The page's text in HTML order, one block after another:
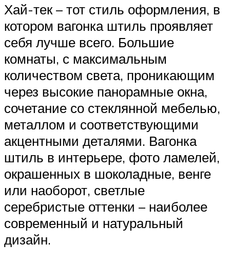
Хай-тек – тот стиль оформления, в
котором вагонка штиль проявляет
себя лучше всего. Большие
комнаты, с максимальным
количеством света, проникающим
через высокие панорамные окна,
сочетание со стеклянной мебелью,
металлом и соответствующими
акцентными деталями. Вагонка
штиль в интерьере, фото ламелей,
окрашенных в шоколадные, венге
или наоборот, светлые
серебристые оттенки – наиболее
современный и натуральный
дизайн.